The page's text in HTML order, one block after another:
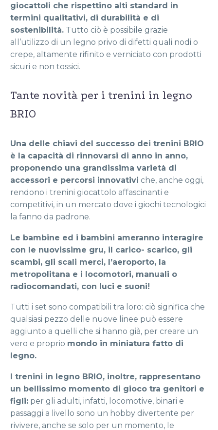
giocattoli che rispettino alti standard in
termini qualitativi, di durabilità e di
sostenibilità. Tutto ciò è possibile grazie
all’utilizzo di un legno privo di difetti quali nodi o
crepe, altamente rifinito e verniciato con prodotti
sicuri e non tossici.
Tante novità per i trenini in legno
BRIO
Una delle chiavi del successo dei trenini BRIO
è la capacità di rinnovarsi di anno in anno,
proponendo una grandissima varietà di
accessori e percorsi innovativi che, anche oggi,
rendono i trenini giocattolo affascinanti e
competitivi, in un mercato dove i giochi tecnologici
la fanno da padrone.
Le bambine ed i bambini ameranno interagire
con le nuovissime gru, il carico- scarico, gli
scambi, gli scali merci, l’aeroporto, la
metropolitana e i locomotori, manuali o
radiocomandati, con luci e suoni!
Tutti i set sono compatibili tra loro: ciò significa che
qualsiasi pezzo delle nuove linee può essere
aggiunto a quelli che si hanno già, per creare un
vero e proprio mondo in miniatura fatto di
legno.
I trenini in legno BRIO, inoltre, rappresentano
un bellissimo momento di gioco tra genitori e
figli: per gli adulti, infatti, locomotive, binari e
passaggi a livello sono un hobby divertente per
rivivere, anche se solo per un momento, le